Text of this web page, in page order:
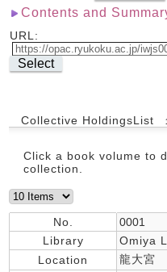
Contents and
URL:
Select
Collective HoldingsList
Click a book volume to
collection.
No.
0001
Library
Omiya
Location
龍大宮